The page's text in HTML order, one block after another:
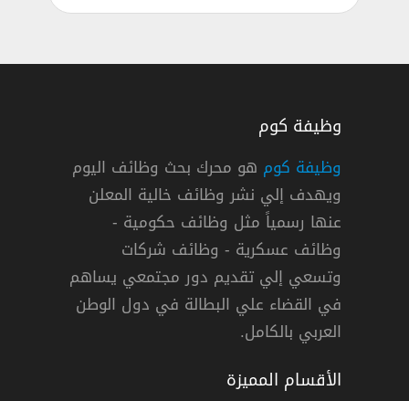
دوام كامل
وظيفة كوم
وظيفة كوم هو محرك بحث وظائف اليوم
ويهدف إلي نشر وظائف خالية المعلن
عنها رسمياً مثل وظائف حكومية -
وظائف عسكرية - وظائف شركات
وتسعي إلي تقديم دور مجتمعي يساهم
في القضاء علي البطالة في دول الوطن
العربي بالكامل.
الأقسام المميزة